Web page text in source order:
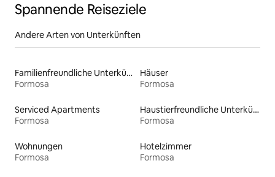
Spannende Reiseziele
Andere Arten von Unterkünften
Familienfreundliche Unterkünfte
Formosa
Häuser
Formosa
Serviced Apartments
Formosa
Haustierfreundliche Unterkünfte
Formosa
Wohnungen
Formosa
Hotelzimmer
Formosa